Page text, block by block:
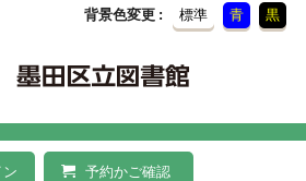
背景色変更 標準 青 黒
ン 予約かご確認